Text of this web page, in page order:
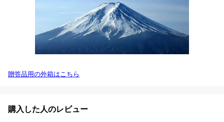
贈答品用の外箱はこちら
購入した人のレビュー